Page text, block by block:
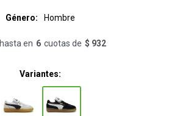
Género Hombre
hasta en 6 cuotas de $ 932
Variantes: